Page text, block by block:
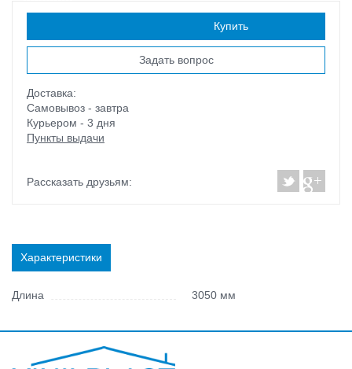
Купить
Задать вопрос
Доставка:
Самовывоз - завтра
Курьером - 3 дня
Пункты выдачи
Рассказать друзьям:
Характеристики
Длина 3050 мм